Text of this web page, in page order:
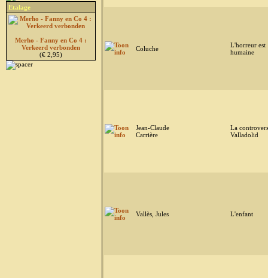
Etalage
Merho - Fanny en Co 4 :
Verkeerd verbonden
(€ 2,95)
Coluche
L'horreur est
humaine
Jean-Claude
Carrière
La
Valladolid
Vallès, Jules L'enfant